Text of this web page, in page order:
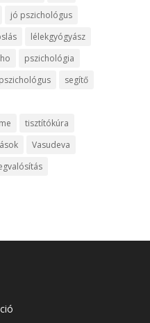
jó pszichológus
lélekgyógyász
pszichológia
pszichológus
segítő
tisztítókúra
Vasudeva